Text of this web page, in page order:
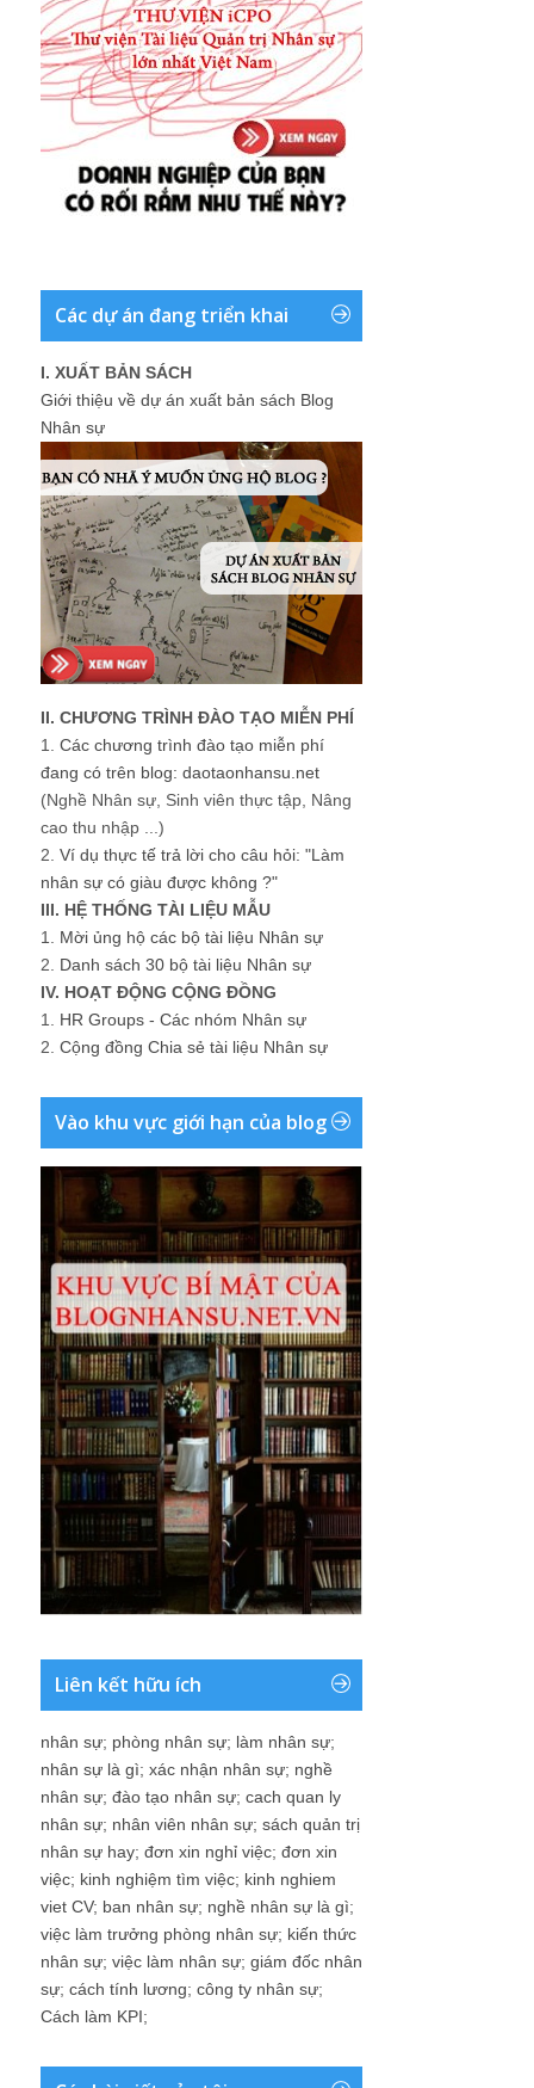
Các dự án đang triển khai
I. XUẤT BẢN SÁCH
Giới thiệu về dự án xuất bản sách Blog
Nhân sự
II. CHƯƠNG TRÌNH ĐÀO TẠO MIỄN PHÍ
1. Các chương trình đào tạo miễn phí
đang có trên blog: daotaonhansu.net
(Nghề Nhân sự, Sinh viên thực tập, Nâng
cao thu nhập ...)
2. Ví dụ thực tế trả lời cho câu hỏi: "Làm
nhân sự có giàu được không ?"
III. HỆ THỐNG TÀI LIỆU MẪU
1. Mời ủng hộ các bộ tài liệu Nhân sự
2. Danh sách 30 bộ tài liệu Nhân sự
IV. HOẠT ĐỘNG CỘNG ĐỒNG
1. HR Groups - Các nhóm Nhân sự
2. Cộng đồng Chia sẻ tài liệu Nhân sự
Vào khu vực giới hạn của blog
Liên kết hữu ích
nhân sự; phòng nhân sự; làm nhân sự;
nhân sự là gì; xác nhận nhân sự; nghề
nhân sự; đào tạo nhân sự; cach quan ly
nhân sự; nhân viên nhân sự; sách quản trị
nhân sự hay; đơn xin nghỉ việc; đơn xin
việc; kinh nghiệm tìm việc; kinh nghiem
viet CV; ban nhân sự; nghề nhân sự là gì;
việc làm trưởng phòng nhân sự; kiến thức
nhân sự; việc làm nhân sự; giám đốc nhân
sự; cách tính lương; công ty nhân sự;
Cách làm KPI;